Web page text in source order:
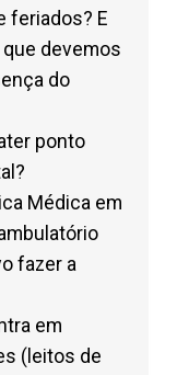
feriados? E
devemos
do
ponto
Médica em
fazer a
em
(leitos de